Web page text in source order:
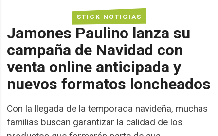
STICK NOTICIAS
Jamones Paulino lanza su
campaña de Navidad con
venta online anticipada y
nuevos formatos loncheados
Con la llegada de la temporada navideña, muchas
familias buscan garantizar la calidad de los